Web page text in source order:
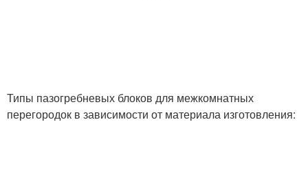
Типы пазогребневых блоков для межкомнатных
перегородок в зависимости от материала изготовления: